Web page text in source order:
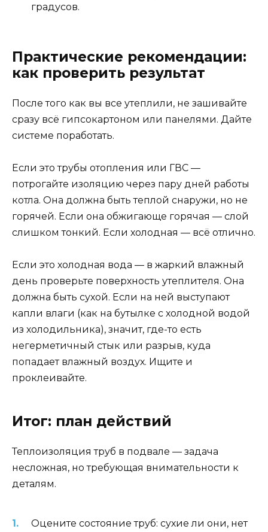
градусов.
Практические рекомендации:
как проверить результат
После того как вы все утеплили, не зашивайте
сразу всё гипсокартоном или панелями. Дайте
системе поработать.
Если это трубы отопления или ГВС —
потрогайте изоляцию через пару дней работы
котла. Она должна быть теплой снаружи, но не
горячей. Если она обжигающе горячая — слой
слишком тонкий. Если холодная — всё отлично.
Если это холодная вода — в жаркий влажный
день проверьте поверхность утеплителя. Она
должна быть сухой. Если на ней выступают
капли влаги (как на бутылке с холодной водой
из холодильника), значит, где-то есть
негерметичный стык или разрыв, куда
попадает влажный воздух. Ищите и
проклеивайте.
Итог: план действий
Теплоизоляция труб в подвале — задача
несложная, но требующая внимательности к
деталям.
Оцените состояние труб: сухие ли они, нет